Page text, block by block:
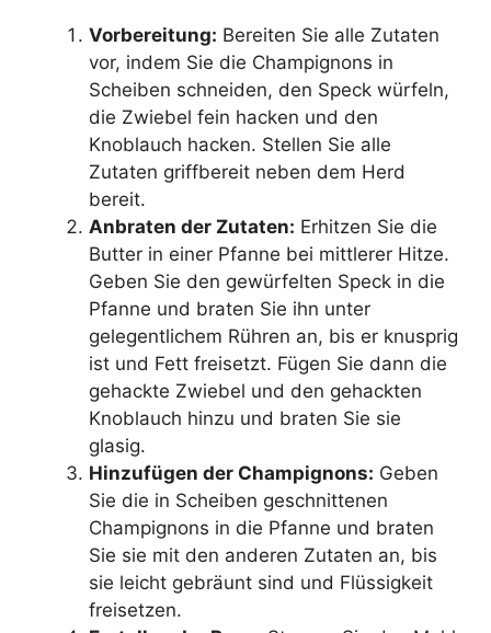
Vorbereitung: Bereiten Sie alle Zutaten
vor, indem Sie die Champignons in
Scheiben schneiden, den Speck würfeln,
die Zwiebel fein hacken und den
Knoblauch hacken. Stellen Sie alle
Zutaten griffbereit neben dem Herd
bereit.
Anbraten der Zutaten: Erhitzen Sie die
Butter in einer Pfanne bei mittlerer Hitze.
Geben Sie den gewürfelten Speck in die
Pfanne und braten Sie ihn unter
gelegentlichem Rühren an, bis er knusprig
ist und Fett freisetzt. Fügen Sie dann die
gehackte Zwiebel und den gehackten
Knoblauch hinzu und braten Sie sie
glasig.
Hinzufügen der Champignons: Geben
Sie die in Scheiben geschnittenen
Champignons in die Pfanne und braten
Sie sie mit den anderen Zutaten an, bis
sie leicht gebräunt sind und Flüssigkeit
freisetzen.